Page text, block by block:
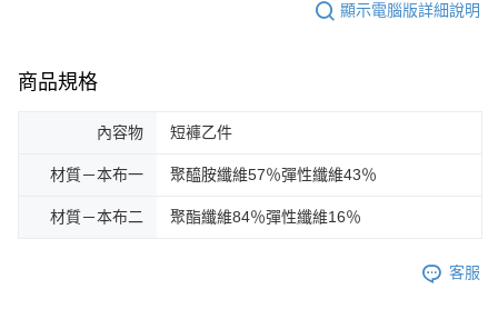
顯示電腦版詳細說明
商品規格
內容物 短褲乙件
材質－本布一 聚醯胺纖維57％彈性纖維43％
材質－本布二 聚酯纖維84％彈性纖維16％
客服